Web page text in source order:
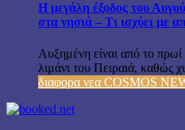
Η μεγάλη έξοδος του
στα νησιά – Τι ισχύει με
Αυξημένη είναι από το
λιμάνι του Πειραιά, καθώς
διαφορα νεα COSMOS